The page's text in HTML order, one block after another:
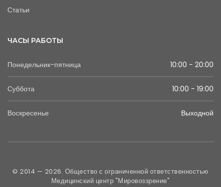
Статьи
ЧАСЫ РАБОТЫ
Понедельник-пятница 10:00 - 20:00
Суббота 10:00 - 19:00
Воскресенье Выходной
© 2014 — 2026. Общество с ограниченной ответственностью
Медицинский центр "Мировоззрение"